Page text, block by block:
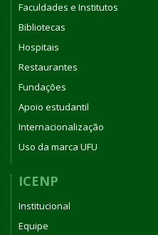
Faculdades e Institutos
Bibliotecas
Hospitais
Restaurantes
Fundações
Apoio estudantil
Internacionalização
Uso da marca UFU
ICENP
Institucional
Equipe